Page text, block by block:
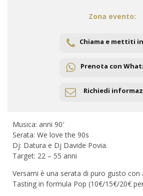
Zona evento:
Chiama e mettiti
Prenota con
Richiedi
Musica: anni 90′
Serata: We love the 90s
Dj: Datura e Dj Davide Povia.
Target: 22 – 55 anni
Versami è una serata di puro gusto con
Tasting in formula Pop (10€/15€/20€